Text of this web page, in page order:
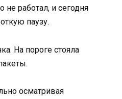
работал, и сегодня
паузу.
На пороге стояла
осматривая